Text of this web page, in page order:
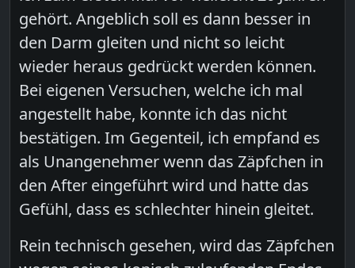
gehört. Angeblich soll es dann besser in
den Darm gleiten und nicht so leicht
wieder heraus gedrückt werden können.
Bei eigenen Versuchen, welche ich mal
angestellt habe, konnte ich das nicht
bestätigen. Im Gegenteil, ich empfand es
als Unangenehmer wenn das Zäpfchen in
den After eingeführt wird und hatte das
Gefühl, dass es schlechter hinein gleitet.
Rein technisch gesehen, wird das Zäpfchen